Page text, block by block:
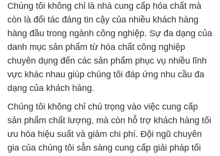
Chúng tôi không chỉ là nhà cung cấp hóa chất mà
còn là đối tác đáng tin cậy của nhiều khách hàng
hàng đầu trong ngành công nghiệp. Sự đa dạng của
danh mục sản phẩm từ hóa chất công nghiệp
chuyên dụng đến các sản phẩm phục vụ nhiều lĩnh
vực khác nhau giúp chúng tôi đáp ứng nhu cầu đa
dạng của khách hàng.
Chúng tôi không chỉ chú trọng vào việc cung cấp
sản phẩm chất lượng, mà còn hỗ trợ khách hàng tối
ưu hóa hiệu suất và giảm chi phí. Đội ngũ chuyên
gia của chúng tôi sẵn sàng cung cấp giải pháp tối